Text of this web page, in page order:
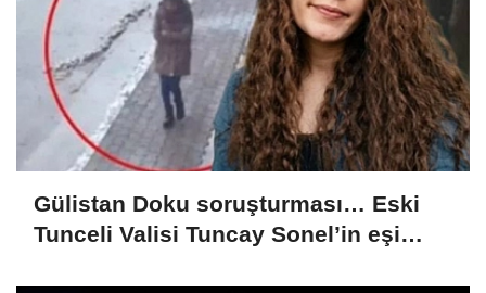
Gülistan Doku soruşturması… Eski
Tunceli Valisi Tuncay Sonel’in eşi